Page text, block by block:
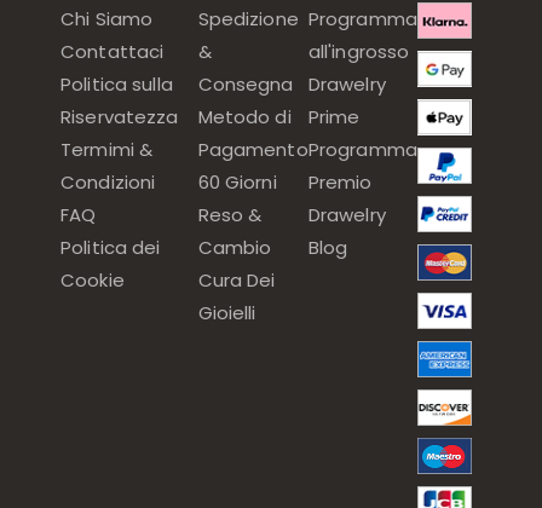
Chi Siamo
Contattaci
Politica sulla
Riservatezza
Termimi &
Condizioni
FAQ
Politica dei
Cookie
Spedizione
&
Consegna
Metodo di
Pagamento
60 Giorni
Reso &
Cambio
Cura Dei
Gioielli
Programma
all'ingrosso
Drawelry
Prime
Programma
Premio
Drawelry
Blog